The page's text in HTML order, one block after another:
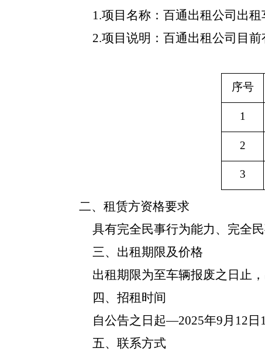
1.项目名称：百通出租公司出租
2.项目说明： 百通出租公司目前
序号
1
2
3
二、 租赁方资格要求
具有完全民事行为能力、完全
三、 出租期限及价格
出租期限为至车辆报废之日止 ，
四、招租时间
自公告之日起—2025年9月 12 日
五、联系方式